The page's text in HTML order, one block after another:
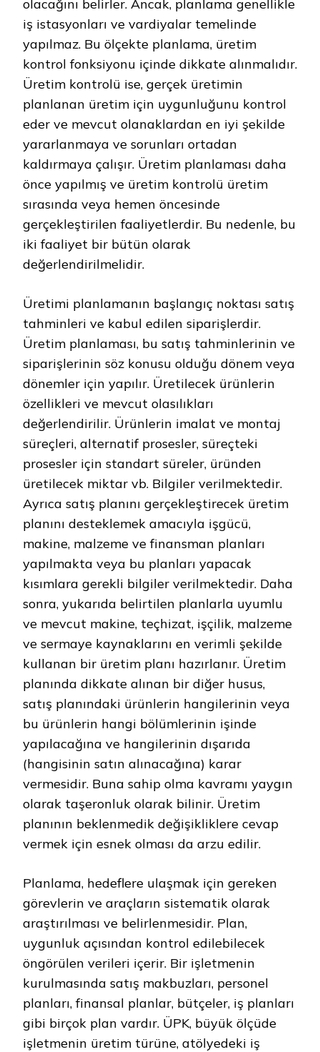
olacağını belirler. Ancak, planlama genellikle
iş istasyonları ve vardiyalar temelinde
yapılmaz. Bu ölçekte planlama, üretim
kontrol fonksiyonu içinde dikkate alınmalıdır.
Üretim kontrolü ise, gerçek üretimin
planlanan üretim için uygunluğunu kontrol
eder ve mevcut olanaklardan en iyi şekilde
yararlanmaya ve sorunları ortadan
kaldırmaya çalışır. Üretim planlaması daha
önce yapılmış ve üretim kontrolü üretim
sırasında veya hemen öncesinde
gerçekleştirilen faaliyetlerdir. Bu nedenle, bu
iki faaliyet bir bütün olarak
değerlendirilmelidir.
Üretimi planlamanın başlangıç ​​noktası satış
tahminleri ve kabul edilen siparişlerdir.
Üretim planlaması, bu satış tahminlerinin ve
siparişlerinin söz konusu olduğu dönem veya
dönemler için yapılır. Üretilecek ürünlerin
özellikleri ve mevcut olasılıkları
değerlendirilir. Ürünlerin imalat ve montaj
süreçleri, alternatif prosesler, süreçteki
prosesler için standart süreler, üründen
üretilecek miktar vb. Bilgiler verilmektedir.
Ayrıca satış planını gerçekleştirecek üretim
planını desteklemek amacıyla işgücü,
makine, malzeme ve finansman planları
yapılmakta veya bu planları yapacak
kısımlara gerekli bilgiler verilmektedir. Daha
sonra, yukarıda belirtilen planlarla uyumlu
ve mevcut makine, teçhizat, işçilik, malzeme
ve sermaye kaynaklarını en verimli şekilde
kullanan bir üretim planı hazırlanır. Üretim
planında dikkate alınan bir diğer husus,
satış planındaki ürünlerin hangilerinin veya
bu ürünlerin hangi bölümlerinin işinde
yapılacağına ve hangilerinin dışarıda
(hangisinin satın alınacağına) karar
vermesidir. Buna sahip olma kavramı yaygın
olarak taşeronluk olarak bilinir. Üretim
planının beklenmedik değişikliklere cevap
vermek için esnek olması da arzu edilir.
Planlama, hedeflere ulaşmak için gereken
görevlerin ve araçların sistematik olarak
araştırılması ve belirlenmesidir. Plan,
uygunluk açısından kontrol edilebilecek
öngörülen verileri içerir. Bir işletmenin
kurulmasında satış makbuzları, personel
planları, finansal planlar, bütçeler, iş planları
gibi birçok plan vardır. ÜPK, büyük ölçüde
işletmenin üretim türüne, atölyedeki iş